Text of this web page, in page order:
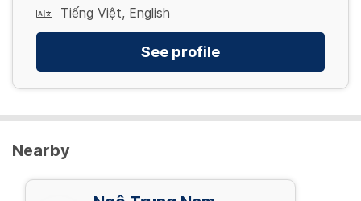
Tiếng Việt, English
See profile
Nearby